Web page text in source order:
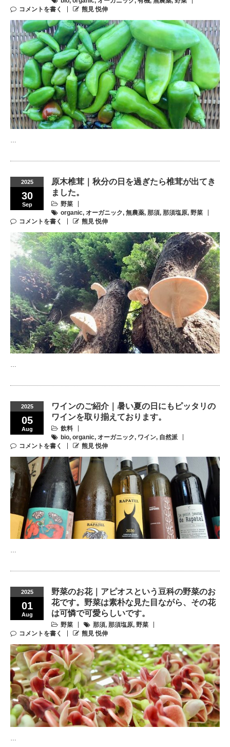
コメントを書く
熊見 悦伸
…
2025
30
Sep
原木椎茸｜秋分の日を過ぎたら椎茸が出てき
ました。
野菜
organic, オーガニック, 無農薬, 那須, 那須塩原, 野菜
コメントを書く
熊見 悦伸
2025
05
Aug
ワインのご紹介｜暑い夏の日にもピッタリの
ワインを取り揃えております。
飲料
bio, organic, オーガニック, ワイン, 自然派
コメントを書く
熊見 悦伸
…
2025
01
Aug
野菜のお花｜アピオスという豆科の野菜のお
花です。野菜は素朴な見た目ながら、その花
は可憐で可愛らしいです。
野菜 那須, 那須塩原, 野菜
コメントを書く
熊見 悦伸
…